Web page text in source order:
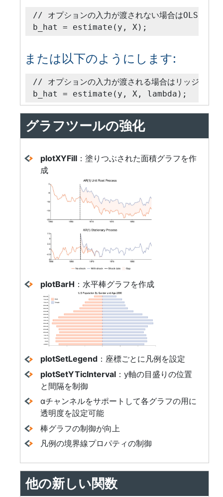
// オプションの入力が渡されない場合はOLS回帰
b_hat = estimate(y, X);
または以下のようにします:
// オプションの入力が渡される場合はリッジ回帰
b_hat = estimate(y, X, lambda);
グラフツールの強化
plotXYFill ：塗りつぶされた面積グラフを作
成
plotBarH ：水平棒グラフを作成
plotSetLegend ：座標ごとに凡例を設定
plotSetYTicInterval ：y軸の目盛りの位置
と間隔を制御
αチャンネルをサポートして各グラフの用に
透明度を設定可能
棒グラフの制御が向上
凡例の境界線プロパティの制御
他の新しい関数